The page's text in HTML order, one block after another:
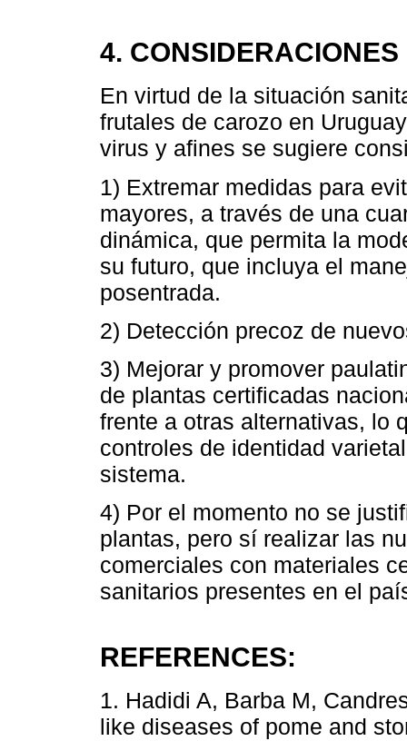
4.
En virtud de la situación
frutales de carozo en
virus y afines se sugiere
1) Extremar medidas para
mayores, a través de una
dinámica, que permita la
su futuro, que incluya el
posentrada.
2) Detección precoz de
3) Mejorar y promover
de plantas certificadas
frente a otras alternativas, lo
controles de identidad
sistema.
4) Por el momento no se
plantas, pero sí realizar las
comerciales con materiales
sanitarios presentes en el
REFERENCES:
1. Hadidi A, Barba M,
like diseases of pome and